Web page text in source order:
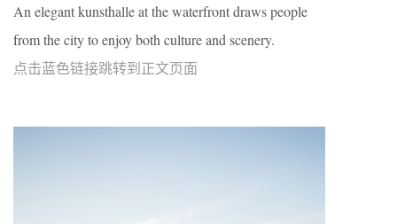
An elegant kunsthalle at the waterfront draws people
from the city to enjoy both culture and scenery.
点击蓝色链接跳转到正文页面